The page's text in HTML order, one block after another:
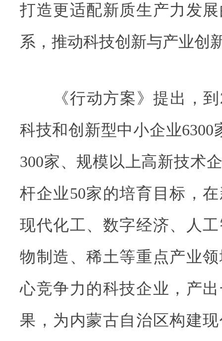
打造更适配新质生产力发
系，推动科技创新与产业创
《行动方案》提出，到
科技和创新型中小企业6300
300家、规模以上高新技术
杆企业50家的培育目标，
现代化工、数字经济、人
物制造、稀土等重点产业
心竞争力的科技企业，产
果，为内蒙古自治区构建